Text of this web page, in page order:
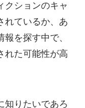
クションのキャ
れているか、あ
を探す中で、
れた可能性が高
知りたいであろ